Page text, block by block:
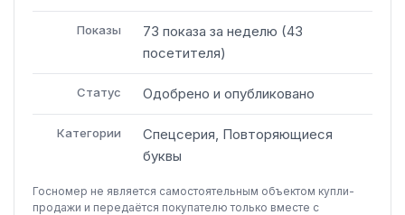
Показы 73 показа за неделю (43
посетителя)
Статус Одобрено и опубликовано
Категории
Спецсерия, Повторяющиеся
буквы
Госномер не является самостоятельным объектом купли-
продажи и передаётся покупателю только вместе с